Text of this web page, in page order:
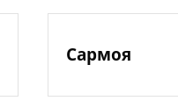
Сармоя